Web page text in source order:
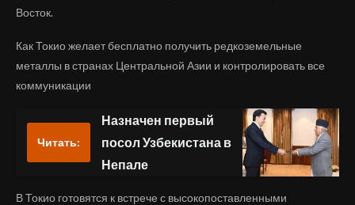
Восток.
Как Токио желает бесплатно получить редкоземельные
металлы в странах Центральной Азии и контролировать все
коммуникации
Читать:
Назначен первый
посол Узбекистана в
Непале
В Токио готовятся к встрече с высокопоставленными